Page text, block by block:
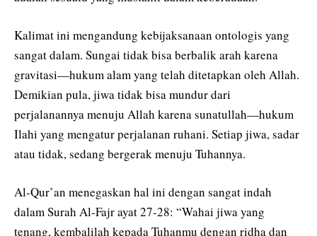
Kalimat ini mengandung kebijaksanaan ontologis yang
sangat dalam. Sungai tidak bisa berbalik arah karena
gravitasi—hukum alam yang telah ditetapkan oleh Allah.
Demikian pula, jiwa tidak bisa mundur dari
perjalanannya menuju Allah karena sunatullah—hukum
Ilahi yang mengatur perjalanan ruhani. Setiap jiwa, sadar
atau tidak, sedang bergerak menuju Tuhannya.
Al-Qur’an menegaskan hal ini dengan sangat indah
dalam Surah Al-Fajr ayat 27-28: “Wahai jiwa yang
tenang, kembalilah kepada Tuhanmu dengan ridha dan